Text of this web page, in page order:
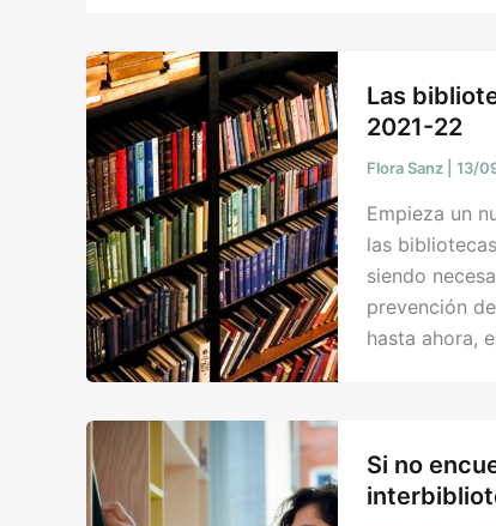
Las
2021-22
Flora Sanz 13/
Empieza un
las
siendo
prevención
hasta ahora,
Si no